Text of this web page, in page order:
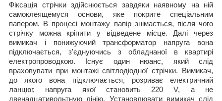
Фіксація стрічки здійснюється завдяки наявному на ній
самоклеящемуся основи, яке покрите спеціальним
папером. В процесі монтажу папір знімається, після чого
стрічку можна кріпити у відведене місце. Далі через
вимикач і понижуючий трансформатор напруга вона
підключається, з'єднуючись з обладнаної в квартирі
електропроводкою. Існує один нюанс, який слід
враховувати при монтажі світлодіодної стрічки. Вимикач,
до якого вона підключається, розриває електричний
ланцюг, напруга якої становить 220 V, а не
двенадцативольтную лінію. Установлювати вимикач слід